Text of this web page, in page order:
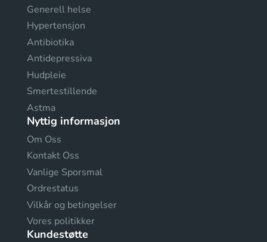
Generell helse
Hypertensjon
Antibiotika
Antidepressiva
Hudpleie
Smertestillende
Astma
Nyttig informasjon
Om Oss
Kontakt Oss
Vanlige Sporsmal
Ordrestatus
Vilkår og betingelser
Vores politikker
Kundestøtte